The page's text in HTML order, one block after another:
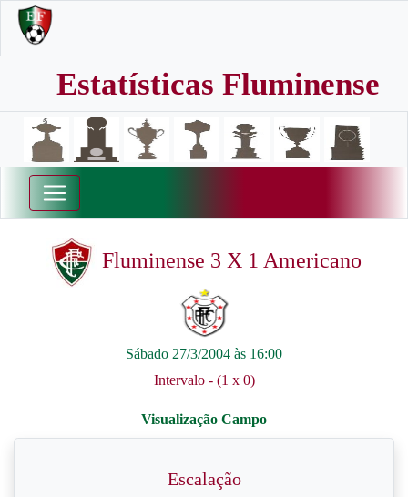
Estatísticas Fluminense
Fluminense 3 X 1 Americano
Sábado 27/3/2004 às 16:00
Intervalo - (1 x 0)
Escalação